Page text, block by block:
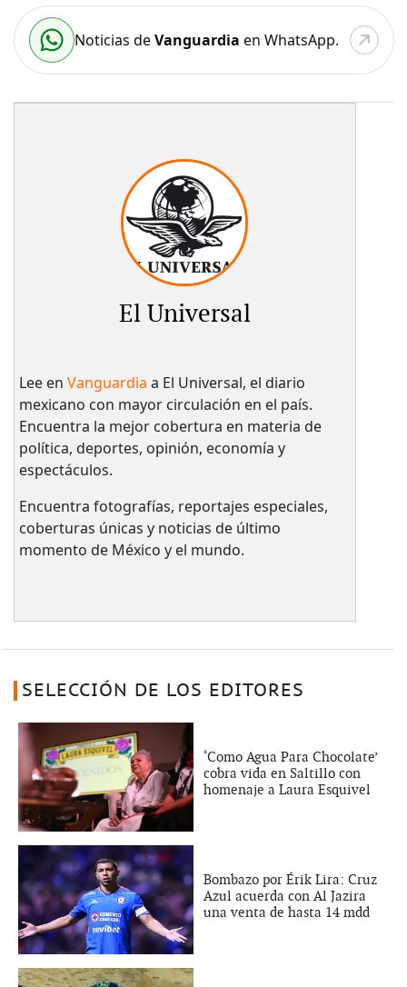
Noticias deVanguardia en WhatsApp.
El Universal
Lee en Vanguardia a El Universal, el diario
mexicano con mayor circulación en el país.​
Encuentra la mejor cobertura en materia de
política, deportes, opinión, economía y
espectáculos.
Encuentra fotografías, reportajes especiales,
coberturas únicas y noticias de último
momento de México y el mundo.
SELECCIÓN DE LOS EDITORES
‘Como Agua Para Chocolate’
cobra vida en Saltillo con
homenaje a Laura Esquivel
Bombazo por Érik Lira: Cruz
Azul acuerda con Al Jazira
una venta de hasta 14 mdd